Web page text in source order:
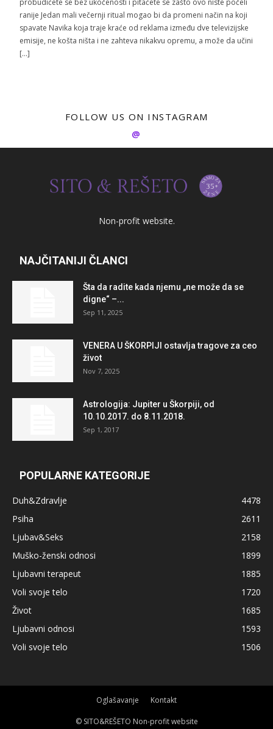
probudićete se bez ukočenosti i pitaćete se zašto ovo niste počeli
ranije Jedan mali večernji ritual mogao bi da promeni način na koji
spavate Navika koja traje kraće od reklama između dve televizijske
emisije, ne košta ništa i ne zahteva nikakvu opremu, a može da učini
[…]
FOLLOW US ON INSTAGRAM
@
Non-profit website.
NAJČITANIJI ČLANCI
Šta da radite kada njemu „ne može da se
digne“ –...
Sep 11, 2025
VENERA U ŠKORPIJI ostavlja tragove za ceo
život
Nov 7, 2025
Astrologija: Jupiter u Škorpiji, od
10.10.2017. do 8.11.2018.
Sep 1, 2017
POPULARNE KATEGORIJE
Duh&Zdravlje
4478
Psiha
2611
Ljubav&Seks
2158
Muško-ženski odnosi
1899
Ljubavni terapeut
1885
Voli svoje telo
1720
Život
1685
Ljubavni odnosi
1593
Voli svoje telo
1506
Oglašavanje Kontakt
© SITO&REŠETO Non-profit website